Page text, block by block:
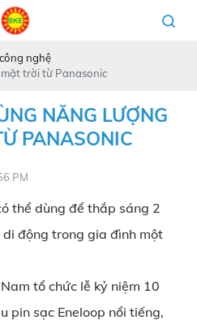
nghệ
trời từ Panasonic
NĂNG LƯỢNG
PANASONIC
PM
thể dùng để thắp sáng 2
động trong gia đình một
tổ chức lễ kỷ niệm 10
pin sạc Eneloop nổi tiếng,